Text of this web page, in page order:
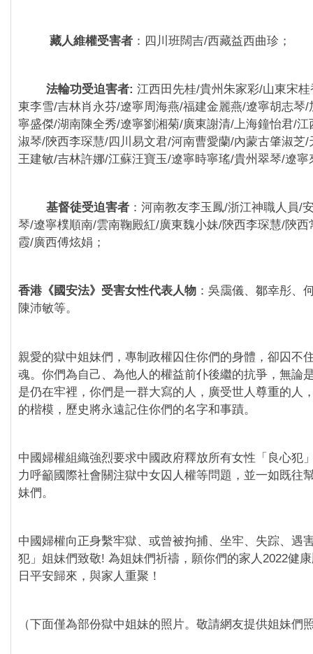
藏人維權受害者 ：四川班闊吉/西藏益西曲珍；
法輪功受迫害者: 江西田先桂/貴州朱家彩/山東宋
東李雪/吉林肖永芬/遼寧周海燕/福建金麗燕/遼寧胡志琴/
寧盛傑/湖南陳全秀/遼寧劉湘菊/廣東謝清/上海鐘怡君/江
淑琴/陝西李琛慧/四川易文君/河南曹愛蘭/內蒙古肇淑芝/
王建敏/吉林許娜/江蘇汪寶玉/遼寧時寧瑤/貴州翠琴/遼寧
基督徒受迫害者 ：河南教友李玉鳳/浙江神職人員/
琴/遼寧樸順南/雲南鞠殿紅/廣東魏小妹/陝西李琛慧/陝西
霞/廣西傅炫娟；
香港《國安法》受害女性代表人物 ：吳靄儀、鄒幸彤、
陳沛敏等。
親愛的獄中姐妹們，專制政權囚住你們的身體，卻囚不
魂。你們為自己、為他人的權益前仆後繼的抗爭，無論
是仍在牢裡，你們是一群大寫的人，廣受世人尊重的人
的楷模，歷史將永遠記住你們的名字和事蹟。
中國婦權組織強烈要求中國政府釋放所有女性「良心犯
力呼籲國際社會關注獄中女囚人權等問題，並一如既往
妹們。
中國婦權向正身繫牢獄、或曾被拘捕、坐牢、失踪、遇
犯」姐妹們致敬! 為姐妹們祈禱，願你們的家人2022健
日平安歸來，與家人重聚！
（下面僅為部份獄中姐妹的照片。敬請網友提供姐妹們